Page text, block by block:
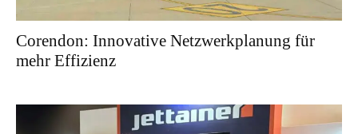
Corendon: Innovative Netzwerkplanung für
mehr Effizienz